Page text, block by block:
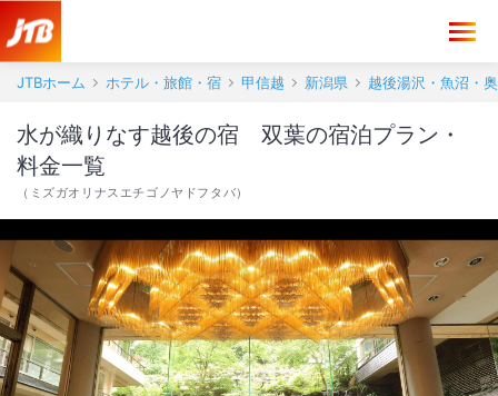
JTBホーム ホテル・旅館・宿 甲信越 新潟県 越後湯沢・魚沼・
水が織りなす越後の宿 双葉の宿泊プラン・
料金一覧
（ ミズガオリナスエチゴノヤドフタバ）